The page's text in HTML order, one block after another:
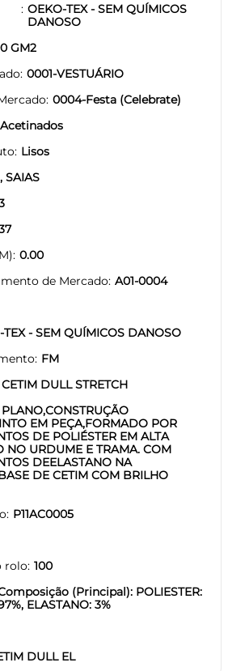
OEKO-TEX - SEM QUÍMICOS
DANOSO
GM2
0001-VESTUÁRIO
0004-Festa (Celebrate)
Acetinados
Lisos
SAIAS
0.00
de Mercado A01-0004
TEX - SEM QUÍMICOS DANOSO
FM
CETIM DULL STRETCH
EM PEÇA,FORMADO POR
DE POLIÉSTER EM ALTA
NO URDUME E TRAMA. COM
DEELASTANO NA
DE CETIM COM BRILHO
P11AC0005
rolo 100
(Principal): POLIESTER:
ELASTANO: 3%
DULL EL